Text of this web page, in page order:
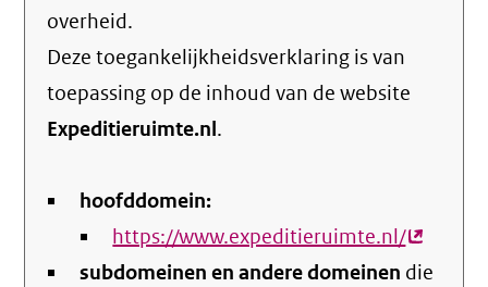
overheid.
Deze toegankelijkheidsverklaring is van
toepassing op de inhoud van de website
Expeditieruimte.nl.
hoofddomein:
https://www.expeditieruimte.nl/(externe
link)
subdomeinen en andere domeinen die